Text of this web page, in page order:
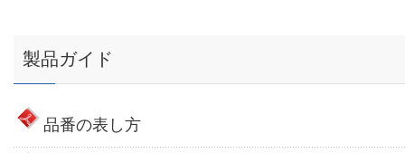
製品ガイド
品番の表し方